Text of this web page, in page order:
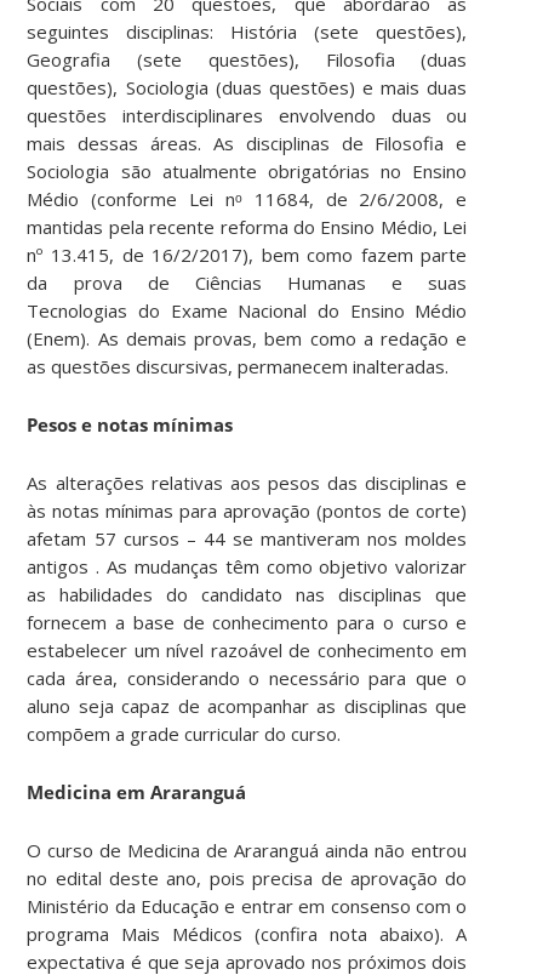
seguintes disciplinas: História (sete questões),
Geografia (sete questões), Filosofia (duas
questões), Sociologia (duas questões) e mais duas
questões interdisciplinares envolvendo duas ou
mais dessas áreas. As disciplinas de Filosofia e
Sociologia são atualmente obrigatórias no Ensino
Médio (conforme Lei nᵒ 11684, de 2/6/2008, e
mantidas pela recente reforma do Ensino Médio, Lei
nº 13.415, de 16/2/2017), bem como fazem parte
da prova de Ciências Humanas e suas
Tecnologias do Exame Nacional do Ensino Médio
(Enem). As demais provas, bem como a redação e
as questões discursivas, permanecem inalteradas.
Pesos e notas mínimas
As alterações relativas aos pesos das disciplinas e
às notas mínimas para aprovação (pontos de corte)
afetam 57 cursos – 44 se mantiveram nos moldes
antigos . As mudanças têm como objetivo valorizar
as habilidades do candidato nas disciplinas que
fornecem a base de conhecimento para o curso e
estabelecer um nível razoável de conhecimento em
cada área, considerando o necessário para que o
aluno seja capaz de acompanhar as disciplinas que
compõem a grade curricular do curso.
Medicina em Araranguá
O curso de Medicina de Araranguá ainda não entrou
no edital deste ano, pois precisa de aprovação do
Ministério da Educação e entrar em consenso com o
programa Mais Médicos (confira nota abaixo). A
expectativa é que seja aprovado nos próximos dois